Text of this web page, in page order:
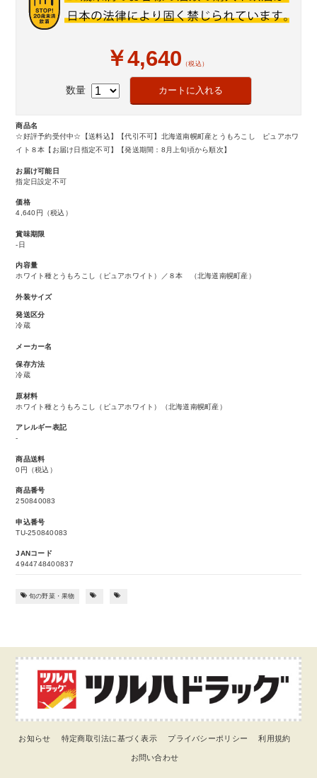
￥4,640 （税込）
数量
商品名
☆好評予約受付中☆【送料込】【代引不可】北海道南幌町産とうもろこし ピュアホワ
イト８本【お届け日指定不可】【発送期間：8月上旬頃から順次】
お届け可能日
指定日設定不可
価格
4,640円 （税込）
賞味期限
-日
内容量
ホワイト種とうもろこし（ピュアホワイト）／８本 （北海道南幌町産）
外装サイズ
発送区分
冷蔵
メーカー名
保存方法
冷蔵
原材料
ホワイト種とうもろこし（ピュアホワイト）（北海道南幌町産）
アレルギー表記
-
商品送料
0円（税込）
商品番号
250840083
申込番号
TU-250840083
JANコード
4944748400837
旬の野菜・果物
お知らせ 特定商取引法に基づく表示 プライバシーポリシー 利用規約
お問い合わせ